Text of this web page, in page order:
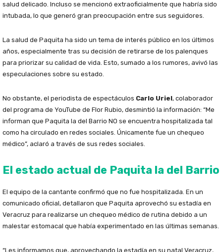
salud delicado. Incluso se mencionó extraoficialmente que habría sido
intubada, lo que generó gran preocupación entre sus seguidores.
La salud de Paquita ha sido un tema de interés público en los últimos
años, especialmente tras su decisión de retirarse de los palenques
para priorizar su calidad de vida. Esto, sumado a los rumores, avivó las
especulaciones sobre su estado.
No obstante, el periodista de espectáculos Carlo Uriel, colaborador
del programa de YouTube de Flor Rubio, desmintió la información: “Me
informan que Paquita la del Barrio NO se encuentra hospitalizada tal
como ha circulado en redes sociales. Únicamente fue un chequeo
médico”, aclaró a través de sus redes sociales.
El estado actual de Paquita la del Barrio
El equipo de la cantante confirmó que no fue hospitalizada. En un
comunicado oficial, detallaron que Paquita aprovechó su estadía en
Veracruz para realizarse un chequeo médico de rutina debido a un
malestar estomacal que había experimentado en las últimas semanas.
“Les informamos que, aprovechando la estadía en su natal Veracruz,